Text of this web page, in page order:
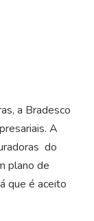
a Bradesco
A
do
plano de
que é aceito